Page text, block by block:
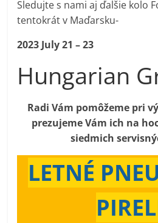
Sledujte s nami aj ďalšie kolo
tentokrát v Maďarsku-
2023 July 21 – 23
Hungarian
Radi Vám pomôžeme pri
prezujeme Vám ich na
siedmich
LETNÉ